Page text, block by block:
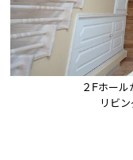
２Fホー
リビ